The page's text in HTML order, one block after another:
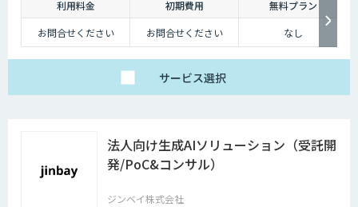
利用料金 初期費用
無料プラン
お問合せください
お問合せください なし
サービス選択
法人向け生成AIソリューション（受託開
発/PoC&コンサル）
ジンベイ株式会社